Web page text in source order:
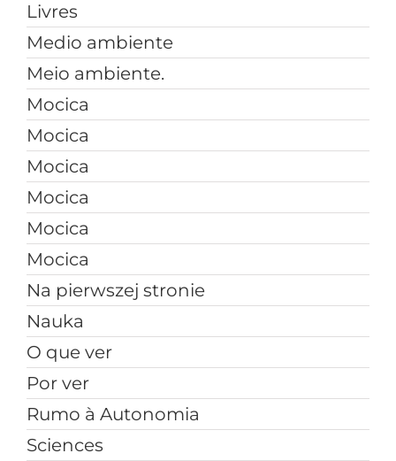
Livres
Medio ambiente
Meio ambiente.
Mocica
Mocica
Mocica
Mocica
Mocica
Mocica
Na pierwszej stronie
Nauka
O que ver
Por ver
Rumo à Autonomia
Sciences